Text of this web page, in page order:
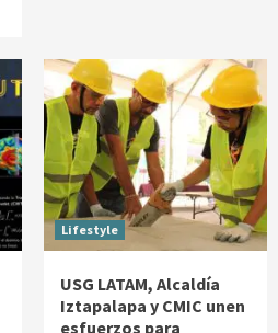
Lifestyle
USG LATAM, Alcaldía
Iztapalapa y CMIC unen
esfuerzos para